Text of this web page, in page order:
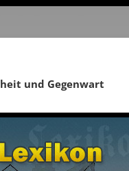
und Gegenwart